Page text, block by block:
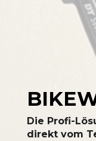
Die Profi-
direkt vom